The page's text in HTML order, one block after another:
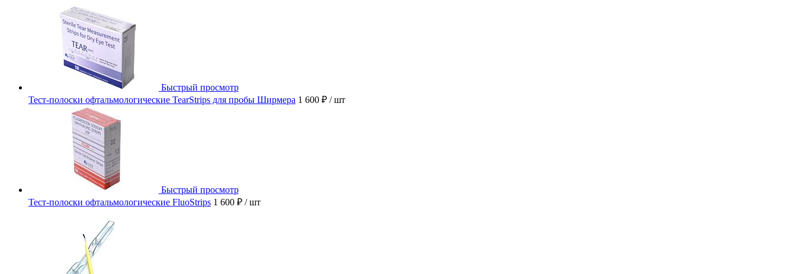
Быстрый просмотр
Тест-полоски офтальмологические TearStrips для пробы Ширмера 1 600 ₽ / шт
Быстрый просмотр
Тест-полоски офтальмологические FluoStrips 1 600 ₽ / шт